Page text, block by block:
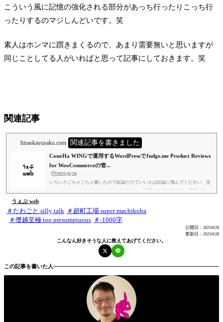
elcartのストア、WordPress+WooCommeceのストアを1人の素人が独学で触ってる
例は割と少ないかもしれないので興味があれば読んでみてください。目次・経
緯・結論・余談・関連記事経緯新しくWordPressとWooCommeceを使ったウェブ
こういう風に記憶の強化される部分があっち行ったりこっち行
ったりするのマジしんどいです。笑
素人はホンマに躓きまくるので、あまり需要無いと思いますが
同じことしてる人がいればと思って記事にしておきます。笑
関連記事
hiraokayusaku.com 関連記事を書きました
ConoHa WINGで運用するWordPressでJudge.me Product Reviews
for WooCommerceの管...
🕒️2025/6/28
いろいろごちゃごちゃ書いたので結論だけでいい人は結論に飛んでください。笑
オチはめっちゃしょうもないですが、ネットで検索しても、全く何も情報が出て
elcartのストア、WordPress+WooCommeceのストアを1人の素人が独学で触ってる
例は割と少ないかもしれないので興味があれば読んでみてください。目次・経
緯・結論・余談・関連記事経緯新しくWordPressとWooCommeceを使ったウェブ
ストアの準備をしていて、レビュー管理をどうしたもんかと色々調べました。...
うぇぶ web
たわごと silly talk
超町工場 super machikoba
僭越至極 too presumptuous
-1000字
公開日： 2025/6/28
更新日： 2025/6/28
こんなん好きそうな人に教えてあげてください。
この記事を書いた人